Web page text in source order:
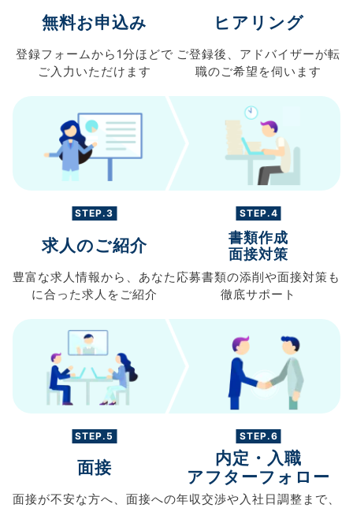
無料お申込み
登録フォームから 1分ほどで
ご入力 いただけます
ヒアリング
ご登録後、 アドバイザーが転
職のご希望を伺います
STEP.3
求人のご紹介
豊富な求人情報から、 あなた
に合った求人を ご紹介
STEP.4
書類作成
面接対策
応募書類の添削や面接対策も
徹底サポート
STEP.5
面接
面接が不安な方へ、 面接への
STEP.6
内定・入職
アフターフォロー
年収交渉や入社日調整まで、